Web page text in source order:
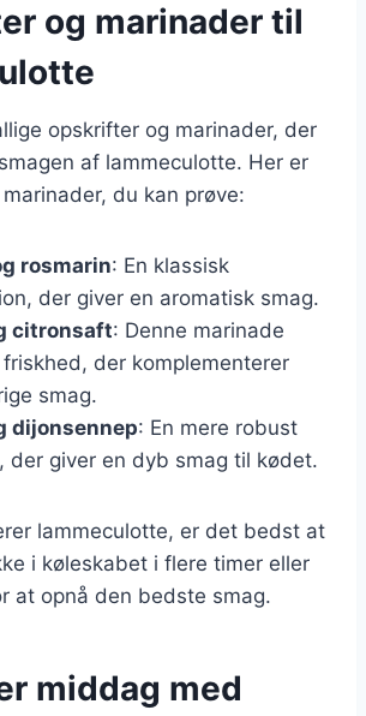
og marinader til
opskrifter og marinader, der
af lammeculotte. Her er
du kan prøve:
rosmarin: En klassisk
der giver en aromatisk smag.
citronsaft: Denne marinade
der komplementerer
smag.
dijonsennep: En mere robust
der giver en dyb smag til kødet.
lammeculotte, er det bedst at
i køleskabet i flere timer eller
at opnå den bedste smag.
middag med